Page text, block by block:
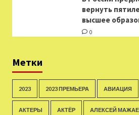
вернуть
высшее
0
Метки
2023 2023 ПРЕМЬЕРА АВИАЦИЯ
АКТЕРЫ АКТЁР АЛЕКСЕЙ